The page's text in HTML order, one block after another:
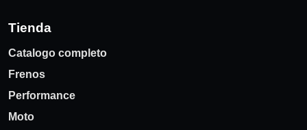
Tienda
Catalogo completo
Frenos
Performance
Moto